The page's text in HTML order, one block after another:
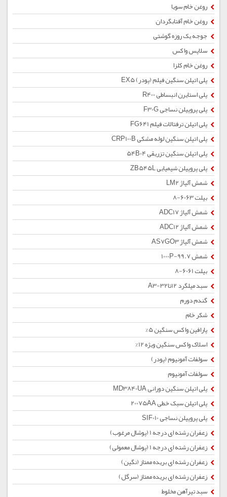
روغن خام سویا
روغن خام آفتابگردان
جوجه یک روزه گوشتی
سلاپس واکس
روغن خام کلزا
پلی اتیلن سنگین فیلم (پودر) EX5
پلی استایرن انبساطی R400
پلی پروپیلن نساجی F30G
پلی اتیلن ترفتالات فیلم FG641
پلی اتیلن سنگین لوله مشکی CRP100B
پلی اتیلن سنگین تزریقی 54B04
پلی پروپیلن شیمیایی ZB545L
شمش آلیاژ LM2
بیلت 6063-8
شمش آلیاژ ADC17
شمش آلیاژ ADC12
شمش آلیاژ AS7GO3
شمش 1000P-99.7
بیلت 6061-8
سبد میلگرد 12تا32-A3
گندم دورم
شکر خام
پارافین واکس سنگین 5%
اسلاک واکس سنگین ویژه 12%
سولفات آمونیوم (پودر)
سولفات آمونیوم
پلی اتیلن سنگین دورانی MD3840UA
پلی اتیلن سبک خطی 20075AA
پلی پروپیلن نساجی SIF010
زعفران رشته ای درجه 1 (پوشال مرغوب)
زعفران رشته ای درجه 1 (پوشال معمولی)
زعفران رشته ای بریده ممتاز (نگین)
زعفران رشته ای بریده ممتاز (سرگل)
سبد تیرآهن مخلوط